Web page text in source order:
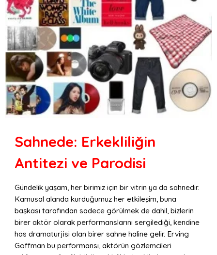
Sahnede: Erkekliliğin
Antitezi ve Parodisi
Gündelik yaşam, her birimiz için bir vitrin ya da sahnedir.
Kamusal alanda kurduğumuz her etkileşim, buna
başkası tarafından sadece görülmek de dahil, bizlerin
birer aktör olarak performanslarını sergilediği, kendine
has dramaturjisi olan birer sahne haline gelir. Erving
Goffman bu performansı, aktörün gözlemcileri